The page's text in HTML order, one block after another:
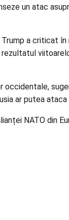
un atac
a criticat
ar putea ataca
NATO din